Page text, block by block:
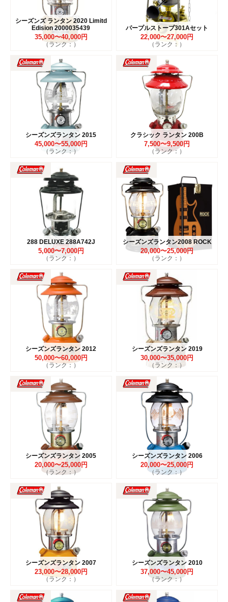
シーズンズ ランタン 2020 Limitd
Edision 2000035439
35,000〜40,000円
（ランク：）
パープルストーブ301Aセット
22,000〜27,000円
（ランク：）
シーズンズランタン 2015
45,000〜55,000円
（ランク：）
クラシック ランタン 200B
7,500〜9,500円
（ランク：）
288 DELUXE 288A742J
5,000〜7,000円
（ランク：）
シーズンズランタン2008 ROCK
20,000〜25,000円
（ランク：）
シーズンズランタン 2012
50,000〜60,000円
（ランク：）
シーズンズランタン 2019
30,000〜35,000円
（ランク：）
シーズンズランタン 2005
20,000〜25,000円
（ランク：）
シーズンズランタン 2006
20,000〜25,000円
（ランク：）
シーズンズランタン 2007
23,000〜28,000円
（ランク：）
シーズンズランタン 2010
37,000〜45,000円
（ランク：）